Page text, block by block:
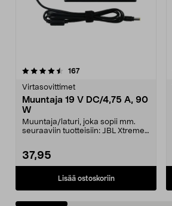
167arvostelut
Virtasovittimet
Muuntaja 19 V DC/4,75 A, 90
W
Muuntaja/laturi, joka sopii mm.
seuraaviin tuotteisiin: JBL Xtreme
37,95
Lisää ostoskoriin
4.5 viidestä